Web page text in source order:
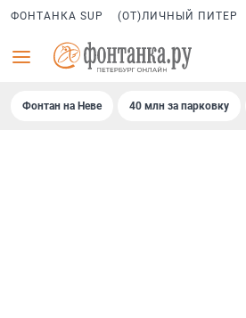
ФОНТАНКА SUP (ОТ)ЛИЧНЫЙ ПИТЕР
Фонтан на Неве 40 млн за парковку